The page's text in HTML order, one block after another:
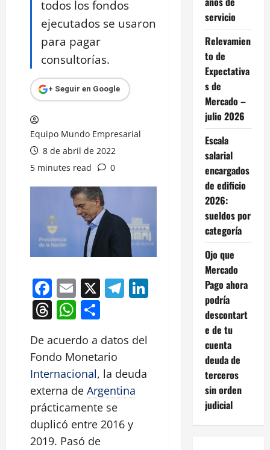
todos los fondos
ejecutados se usaron
para pagar
consultorías.
+ Seguir en Google
Equipo Mundo Empresarial
8 de abril de 2022
5 minutes read
0
Facebook
Email
X Telegram
LinkedIn
Threads
WhatsApp
De acuerdo a datos del
Fondo Monetario
Internacional, la deuda
externa de Argentina
prácticamente se
duplicó entre 2016 y
2019. Pasó de
servicio
Relevamien
to de
Expectativa
s de
Mercado –
julio 2026
Escala
salarial
encargados
de edificio
2026:
sueldos por
categoría
Ojo que
Mercado
Pago ahora
podría
descontart
e de tu
cuenta
deuda de
terceros
sin orden
judicial